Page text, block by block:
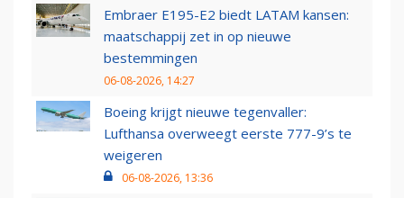
Embraer E195-E2 biedt LATAM kansen:
maatschappij zet in op nieuwe
bestemmingen
06-08-2026, 14:27
Boeing krijgt nieuwe tegenvaller:
Lufthansa overweegt eerste 777-9’s te
weigeren
06-08-2026, 13:36